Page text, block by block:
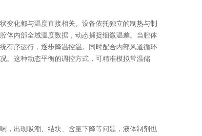
化都与温度直接相关。设备依托独立的制热与制
体内部全域温度数据，动态捕捉细微温差。当腔体
有序运行，逐步降温控温。同时配合内部风道循环
。这种动态平衡的调控方式，可精准模拟常温储
出现吸潮、结块、含量下降等问题，液体制剂也